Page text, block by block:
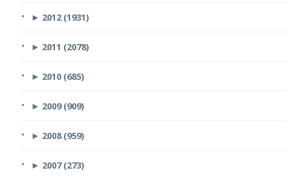
► 2012 (1931)
► 2011 (2078)
► 2010 (685)
► 2009 (909)
► 2008 (959)
► 2007 (273)